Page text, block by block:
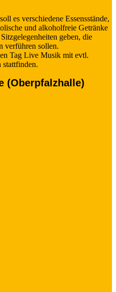
es verschiedene Essensstände,
und alkoholfreie Getränke
geben, die
verführen sollen.
Tag Live Musik mit evtl.
(Oberpfalzhalle)